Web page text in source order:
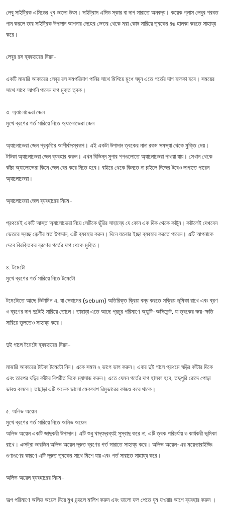
লেবু সাইট্রিক এসিডের খুব ভালো উৎস। সাইট্রাস এসিড স্কার বা দাগ সারাতে অনবদ্য। কয়েক গ্লাস লেবুর শরবত
পান করলে তার সাইট্রিক উপাদান আপনার দেহের ভেতর থেকে মরা কোষ সারিয়ে ত্বকের রঙ হালকা করতে সাহায্য
করে।
লেবুর রস ব্যবহারের নিয়ম-
একটি মাঝারি আকারের লেবুর রস সমপরিমাণ পানির সাথে মিশিয়ে মুখে ঘষুন এতে গর্তের দাগ হালকা হবে। সময়ের
সাথে সাথে আপনি পাবেন দাগ মুক্ত ত্বক।
৩. অ্যালোভেরা জেল
মুখে ব্রণের গর্ত সারিয়ে নিতে অ্যালোভেরা জেল
অ্যালোভেরা জেল প্রকৃতির আশীর্বাদস্বরূপ। এই একটা উপাদান ত্বকের নানা রকম সমস্যা থেকে মু্ক্তি দেয়।
টাটকা অ্যালোভেরা জেল ব্যবহার করুন। এখন বিভিন্ন সুপার শপগুলোতে অ্যালোভেরা পাওয়া যায়। সেখান থেকে
কাঁচা অ্যালোভেরা কিনে জেল বের করে নিতে হবে। বাইরে থেকে কিনতে না চাইলে নিজের টবেও লাগাতে পারেন
অ্যালোভেরা।
অ্যালোভেরা জেল ব্যবহারের নিয়ম-
প্রথমেই একটি আস্ত অ্যালোভেরা নিয়ে সেটিকে ছুঁরির সাহায্যে যে কোন এক দিক থেকে কাটুন। কাটলেই দেখবেন
ভেতরে স্বচ্ছ জ়েলীর মত উপাদান, এটি ব্যবহার করুন। দিনে যতবার ইচ্ছা ব্যবহার করতে পারেন। এটি আপনাকে
দেবে বিরক্তিকর ব্রণের গর্তের দাগ থেকে মুক্তি।
৪. টমেটো
মুখে ব্রণের গর্ত সারিয়ে নিতে টমেটো
টমেটোতে আছে ভিটামিন এ, যা সেবামের (sebum) অতিরিক্ত ক্রিয়া বন্ধ করতে সক্রিয় ভূ্মিকা রাখে এবং ব্রণ
ও ব্রণের দাগ দুটোই সারিয়ে তোলে। তাছাড়া এতে আছে প্রচুর পরিমাণে অ্যান্টি-অক্সিডেন্ট, যা ত্বকের ক্ষয়-ক্ষতি
সারিয়ে তুলতেও সাহায্য করে।
দুই গালে টমেটো ব্যবহারের নিয়ম-
মাঝারি আকারের টাটকা টমেটো নিন। একে সমান ২ ভাগে ভাগ করুন। এবার দুই গালে প্রথমে ঘড়ির কাঁটার দিকে
এবং তারপর ঘড়ির কাঁটার বিপরীত দিকে ম্যাসাজ করুন। এতে যেমন গর্তের দাগ হালকা হবে, তদুপুরি রোদে পোড়া
ভাবও কমবে। তাছাড়া এটি অনেক ভালো মেকআপ রিমুভারের কাজও করে থাকে।
৫. অলিভ অয়েল
মুখে ব্রণের গর্ত সারিয়ে নিতে অলিভ অয়েল
অলিভ অয়েল একটি জাদুকরী উপাদান। এটি শুধু খাদ্যদ্রব্যই সুস্বাদু করে না, এটি ত্বক পরিচর্যায় ও কার্যকরী ভূমিকা
রাখে। এক্সট্রা ভারজিন অলিভ অয়েল দ্রুত ব্রণের গর্ত সারাতে সাহায্য করে। অলিভ অয়েল-এর ময়েশ্চারাইজিং
গুণাগুণের কারণে এটি দ্রুত ত্বকের সাথে মিশে যায় এবং গর্ত সারাতে সাহায্য করে।
অলিভ অয়েল ব্যবহারের নিয়ম-
অল্প পরিমাণে অলিভ অয়েল নিয়ে মুখ মন্ডলে মালিশ করুন এবং ভালো ফল পেতে ঘুম যাওয়ার আগে ব্যবহার করুন ।